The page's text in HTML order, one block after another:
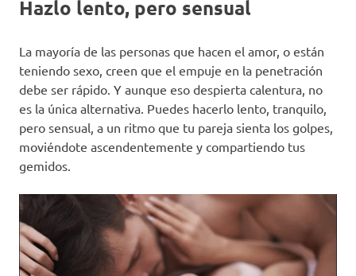
Hazlo lento, pero sensual
La mayoría de las personas que hacen el amor, o están
teniendo sexo, creen que el empuje en la penetración
debe ser rápido. Y aunque eso despierta calentura, no
es la única alternativa. Puedes hacerlo lento, tranquilo,
pero sensual, a un ritmo que tu pareja sienta los golpes,
moviéndote ascendentemente y compartiendo tus
gemidos.